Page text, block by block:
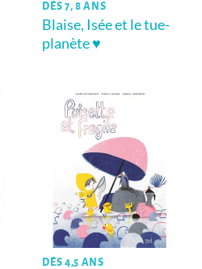
DÈS 7, 8 ANS
Blaise, Isée et le tue-
planète ♥
DÈS 4,5 ANS